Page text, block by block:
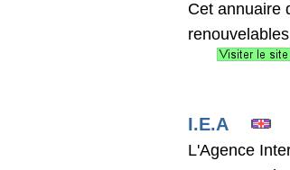
Cet annuaire
I.E.A
L'Agence